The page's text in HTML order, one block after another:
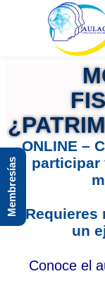
ONLINE –
participar
un
Conoce el
Membresías